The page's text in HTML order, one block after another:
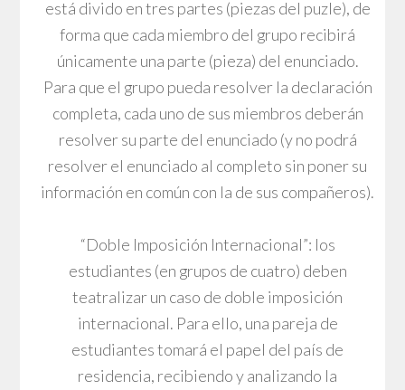
está divido en tres partes (piezas del puzle), de
forma que cada miembro del grupo recibirá
únicamente una parte (pieza) del enunciado.
Para que el grupo pueda resolver la declaración
completa, cada uno de sus miembros deberán
resolver su parte del enunciado (y no podrá
resolver el enunciado al completo sin poner su
información en común con la de sus compañeros).
“Doble Imposición Internacional”: los
estudiantes (en grupos de cuatro) deben
teatralizar un caso de doble imposición
internacional. Para ello, una pareja de
estudiantes tomará el papel del país de
residencia, recibiendo y analizando la